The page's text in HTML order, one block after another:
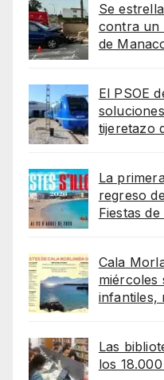
Se
contra un
de
El PSOE
tijeretazo
La
regreso
Fiestas
Cala
miércoles
infantiles,
Las
los